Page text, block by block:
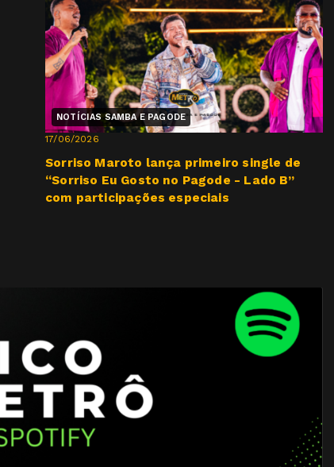
NOTÍCIAS SAMBA E PAGODE
17/06/2026
Sorriso Maroto lança primeiro single de
“Sorriso Eu Gosto no Pagode - Lado B”
com participações especiais